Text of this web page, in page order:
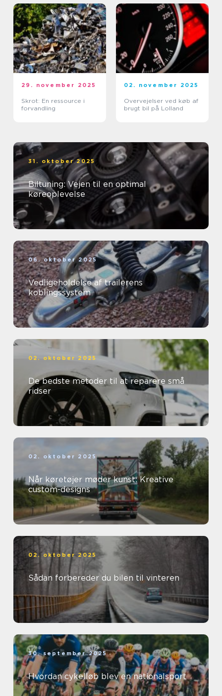
29. november 2025
Skrot: En ressource i
forvandling
02. november 2025
Overvejelser ved køb af
brugt bil på Lolland
31. oktober 2025
Biltuning: Vejen til en optimal
køreoplevelse
06. oktober 2025
Vedligeholdelse af trailerens
koblingssystem
02. oktober 2025
De bedste metoder til at reparere små
ridser
02. oktober 2025
Når køretøjer møder kunst: Kreative
custom-designs
02. oktober 2025
Sådan forbereder du bilen til vinteren
30. september 2025
Hvordan cykelløb blev en nationalsport